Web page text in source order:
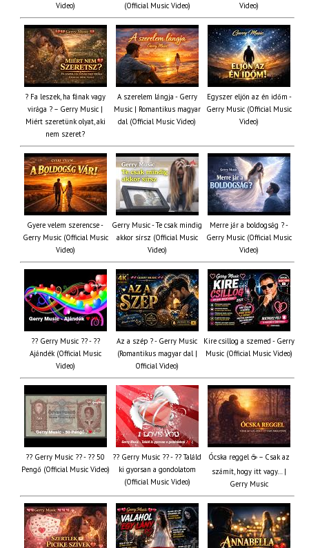
Video)
(Official Music Video)
Video)
? Fa leszek, ha fának vagy
virága ? – Gerry Music |
Miért szeretünk olyat, aki
nem szeret?
A szerelem lángja - Gerry
Music | Romantikus magyar
dal (Official Music Video)
Egyszer eljön az én időm -
Gerry Music (Official Music
Video)
Gyere velem szerencse -
Gerry Music (Official Music
Video)
Gerry Music - Te csak mindig
akkor sírsz (Official Music
Video)
Merre jár a boldogság ? -
Gerry Music (Official Music
Video)
?? Gerry Music ?? - ??
Ajándék (Official Music
Video)
Az a szép ? - Gerry Music
(Romantikus magyar dal |
Official Video)
Kire csillog a szemed - Gerry
Music (Official Music Video)
?? Gerry Music ?? - ?? 50
Pengő (Official Music Video)
?? Gerry Music ?? - ?? Találd
ki gyorsan a gondolatom
(Official Music Video)
Ócska reggel ☕ – Csak az
számít, hogy itt vagy… |
Gerry Music